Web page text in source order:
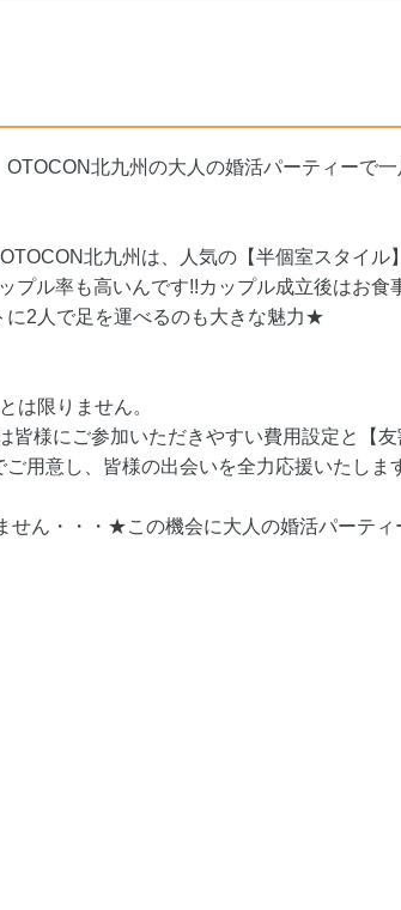
北九州の大人の婚活パーティーで一
北九州は、人気の【半個室スタイル
ル率も高いんです!!カップル成立後はお食
に2人で足を運べるのも大きな魅力★
は限りません。
様にご参加いただきやすい費用設定と【友
用意し、皆様の出会いを全力応援いたしま
せん・・・★この機会に大人の婚活パーティ